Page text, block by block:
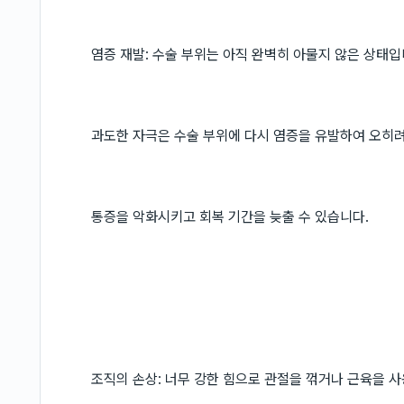
염증 재발: 수술 부위는 아직 완벽히 아물지 않은 상태입
과도한 자극은 수술 부위에 다시 염증을 유발하여 오히
통증을 악화시키고 회복 기간을 늦출 수 있습니다.
조직의 손상: 너무 강한 힘으로 관절을 꺾거나 근육을